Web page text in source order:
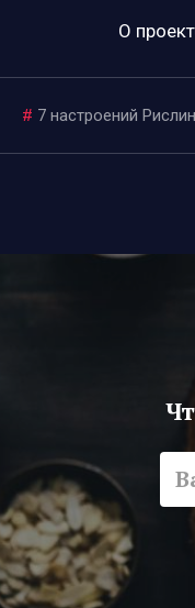
О
# 7 настроений